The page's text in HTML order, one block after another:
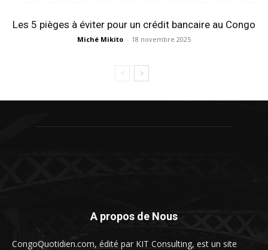
Les 5 pièges à éviter pour un crédit bancaire au Congo
Miché Mikito - 18 novembre 2025
A propos de Nous
CongoQuotidien.com, édité par KIT Consulting, est un site